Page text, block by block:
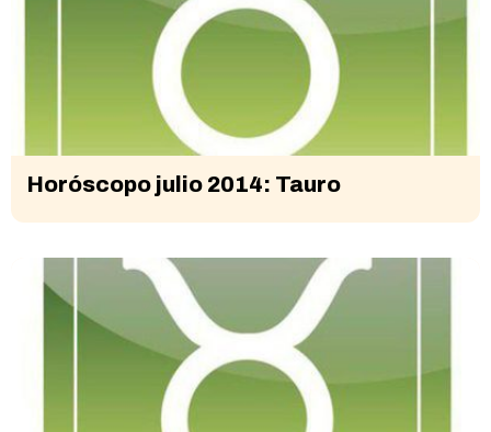
Horóscopo julio 2014: Tauro